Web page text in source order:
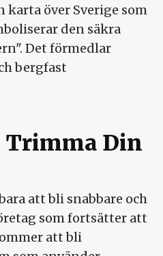
karta över Sverige som
den säkra
Det förmedlar
bergfast
Trimma Din
att bli snabbare och
som fortsätter att
att bli